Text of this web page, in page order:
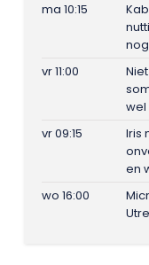
ma 10:15
vr 11:00
vr 09:15
Iris
en
wo 16:00